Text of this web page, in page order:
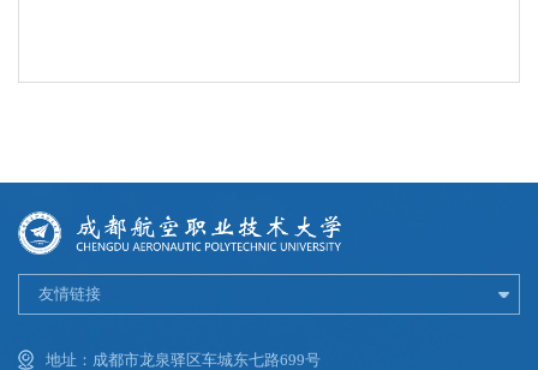
友情链接
地址：成都市龙泉驿区车城东七路699号